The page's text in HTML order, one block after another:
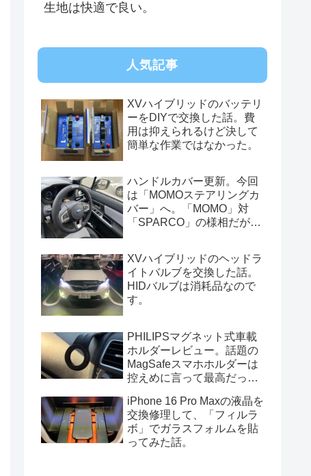
生地は快適で良い。
人気記事
XVハイブリッドのバッテリ
ーをDIYで交換した話。費
用は抑えられるけど決して
簡単な作業ではなかった。
ハンドルカバー更新。今回
は「MOMOステアリングカ
バー」へ。「MOMO」対
「SPARCO」の様相だが、
XVハイブリッドのヘッドラ
イトバルブを交換した話。
HIDバルブは消耗品なので
す。
PHILIPSマグネット式車載
ホルダーレビュー。話題の
MagSafeスマホホルダーは
控えめに言って最高だっ
iPhone 16 Pro Maxの液晶を
交換修理して、「フィルラ
ボ」でガラスフォルムを貼
ってみた話。